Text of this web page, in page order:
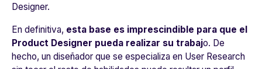
Designer.
En definitiva, esta base es imprescindible para que el
Product Designer pueda realizar su trabajo. De
hecho, un diseñador que se especializa en User Research